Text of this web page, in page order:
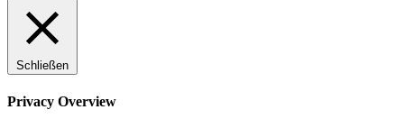
Schließen
Privacy Overview